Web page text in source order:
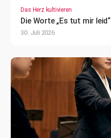
Das Herz kultivieren
Die Worte „Es tut mir leid“
30. Juli 2026